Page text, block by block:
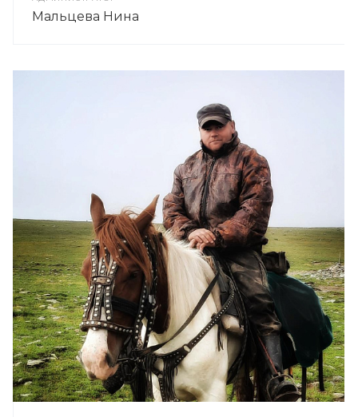
Мальцева Нина